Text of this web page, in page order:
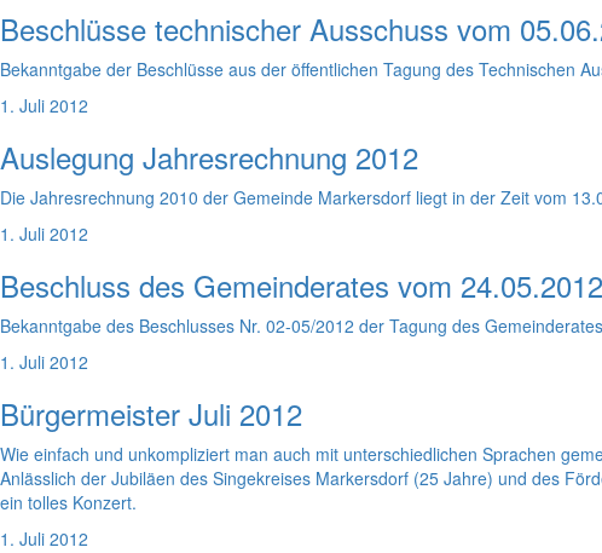
Beschlüsse technischer Ausschuss vom
Bekanntgabe der Beschlüsse aus der öffentlichen Tagung des Technischen
1. Juli 2012
Auslegung Jahresrechnung 2012
Die Jahresrechnung 2010 der Gemeinde Markersdorf liegt in der Zeit vom
1. Juli 2012
Beschluss des Gemeinderates vom 24.05.2012
Bekanntgabe des Beschlusses Nr. 02-05/2012 der Tagung des
1. Juli 2012
Bürgermeister Juli 2012
Wie einfach und unkompliziert man auch mit unterschiedlichen Sprachen
Anlässlich der Jubiläen des Singekreises Markersdorf (25 Jahre) und des
ein tolles Konzert.
1. Juli 2012